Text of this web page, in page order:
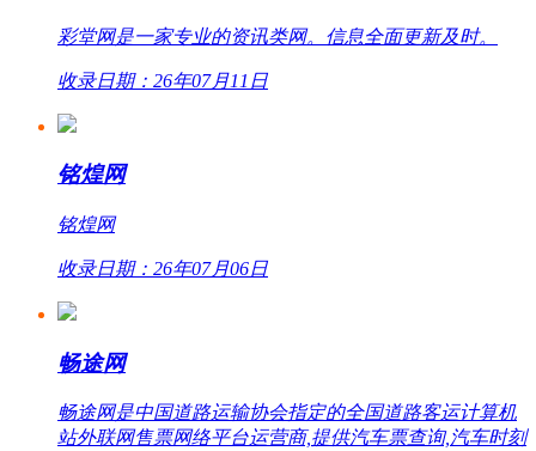
彩堂网是一家专业的资讯类网。信息全面更新及时。
收录日期：26年07月11日
铭煌网
铭煌网
收录日期：26年07月06日
畅途网
畅途网是中国道路运输协会指定的全国道路客运计算机
站外联网售票网络平台运营商,提供汽车票查询,汽车时刻